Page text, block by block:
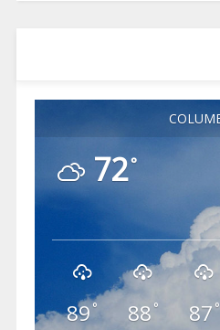
72°
89° 88 ° 87°